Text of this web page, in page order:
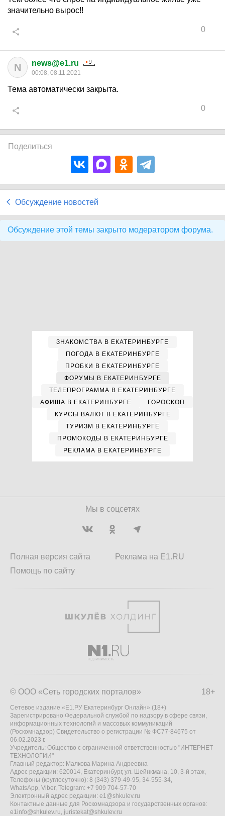
значительно вырос!!
0
N news@e1.ru
00:08, 08.11.2021
Тема автоматически закрыта.
0
Поделиться
Обсуждение новостей
Обсуждение этой темы закрыто модератором форума.
ЗНАКОМСТВА В ЕКАТЕРИНБУРГЕ
ПОГОДА В ЕКАТЕРИНБУРГЕ
ПРОБКИ В ЕКАТЕРИНБУРГЕ
ФОРУМЫ В ЕКАТЕРИНБУРГЕ
ТЕЛЕПРОГРАММА В ЕКАТЕРИНБУРГЕ
АФИША В ЕКАТЕРИНБУРГЕ
ГОРОСКОП
КУРСЫ ВАЛЮТ В ЕКАТЕРИНБУРГЕ
ТУРИЗМ В ЕКАТЕРИНБУРГЕ
ПРОМОКОДЫ В ЕКАТЕРИНБУРГЕ
РЕКЛАМА В ЕКАТЕРИНБУРГЕ
Мы в соцсетях
Полная версия сайта
Помощь по сайту
Реклама на E1.RU
18+
© ООО «Сеть городских порталов»
Сетевое издание «Е1.РУ Екатеринбург Онлайн» (18+)
Зарегистрировано Федеральной службой по надзору в сфере связи,
информационных технологий и массовых коммуникаций
(Роскомнадзор) Свидетельство о регистрации № ФС77-84675 от
06.02.2023 г.
Учредитель: Общество с ограниченной ответственностью "ИНТЕРНЕТ
ТЕХНОЛОГИИ"
Главный редактор: Малкова Марина Андреевна
Адрес редакции: 620014, Екатеринбург, ул. Шейнкмана, 10, 3-й этаж,
Телефоны (круглосуточно): 8 (343) 379-49-95, 34-555-34,
WhatsApp, Viber, Telegram: +7 909 704-57-70
Электронный адрес редакции: e1@shkulev.ru
Контактные данные для Роскомнадзора и государственных органов:
e1info@shkulev.ru, juristekat@shkulev.ru